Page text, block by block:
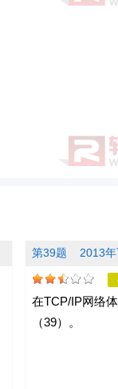
第39题 2013
在TCP/IP网络
（39）。